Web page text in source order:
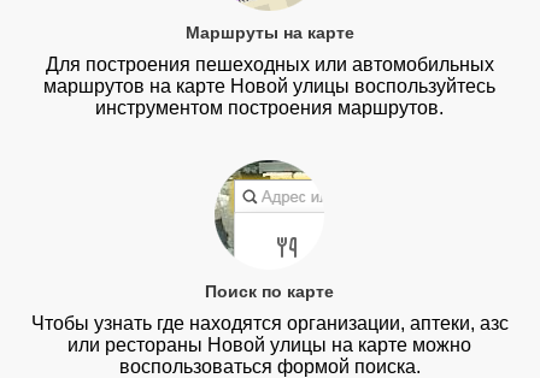
Маршруты на карте
Для построения пешеходных или автомобильных
маршрутов на карте Новой улицы воспользуйтесь
инструментом построения маршрутов.
Поиск по карте
Чтобы узнать где находятся организации, аптеки, азс
или рестораны Новой улицы на карте можно
воспользоваться формой поиска.